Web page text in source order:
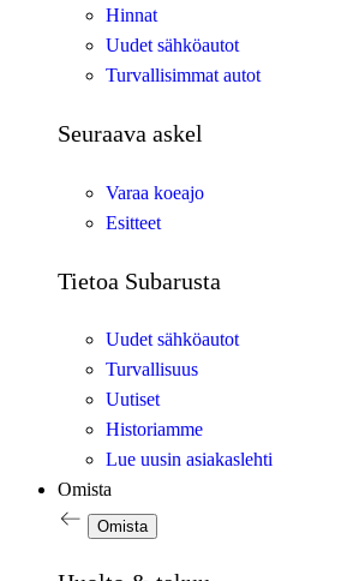
Hinnat
Uudet sähköautot
Turvallisimmat autot
Seuraava askel
Varaa koeajo
Esitteet
Tietoa Subarusta
Uudet sähköautot
Turvallisuus
Uutiset
Historiamme
Lue uusin asiakaslehti
Omista
Omista